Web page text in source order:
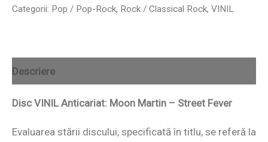
Categorii: Pop / Pop-Rock, Rock / Classical Rock, VINIL
Descriere
Disc VINIL Anticariat: Moon Martin – Street Fever
Evaluarea stării discului, specificată în titlu, se referă la